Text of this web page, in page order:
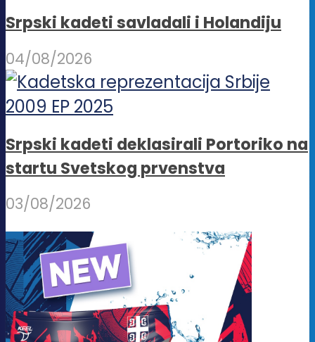
Srpski kadeti savladali i Holandiju
04/08/2026
Srpski kadeti deklasirali Portoriko na
startu Svetskog prvenstva
03/08/2026